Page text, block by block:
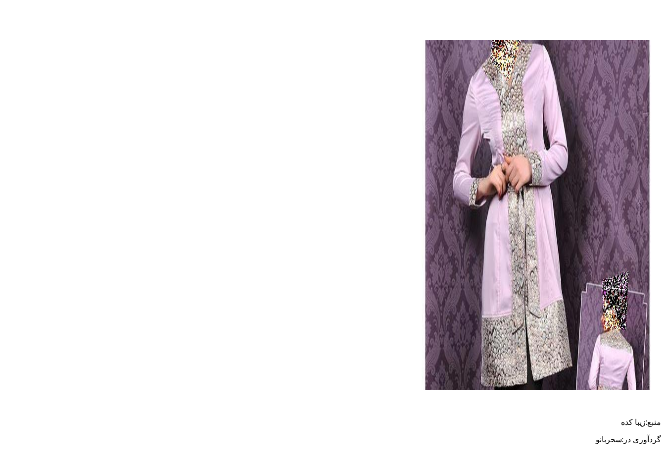
منبع:زیبا کده
گردآوری در:سحربانو